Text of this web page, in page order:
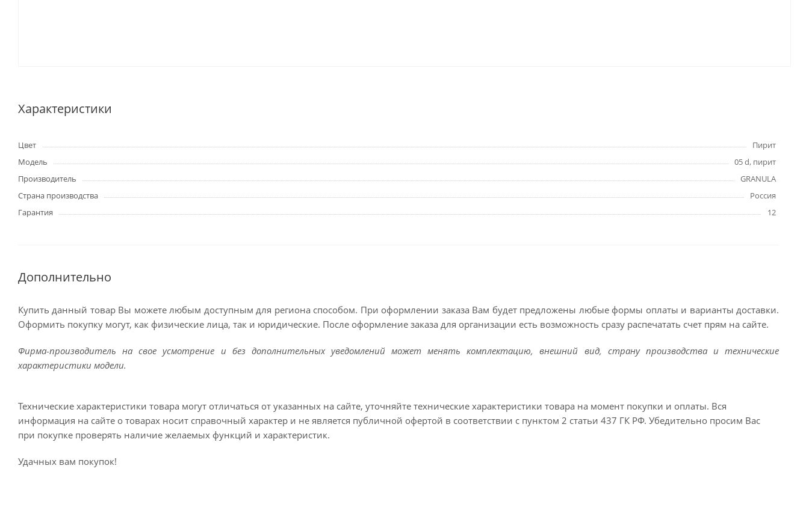
Характеристики
Цвет
Пирит
Модель
05 d, пирит
Производитель
GRANULA
Страна производства
Россия
Гарантия
12
Дополнительно
Купить данный товар Вы можете любым доступным для региона способом. При оформлении заказа Вам будет предложены любые формы оплаты и варианты доставки.
Оформить покупку могут, как физические лица, так и юридические. После оформление заказа для организации есть возможность сразу распечатать счет прям на сайте.
Фирма-производитель на свое усмотрение и без дополнительных уведомлений может менять комплектацию, внешний вид, страну производства и технические
характеристики модели.
Технические характеристики товара могут отличаться от указанных на сайте, уточняйте технические характеристики товара на момент покупки и оплаты. Вся
информация на сайте о товарах носит справочный характер и не является публичной офертой в соответствии с пунктом 2 статьи 437 ГК РФ. Убедительно просим Вас
при покупке проверять наличие желаемых функций и характеристик.
Удачных вам покупок!